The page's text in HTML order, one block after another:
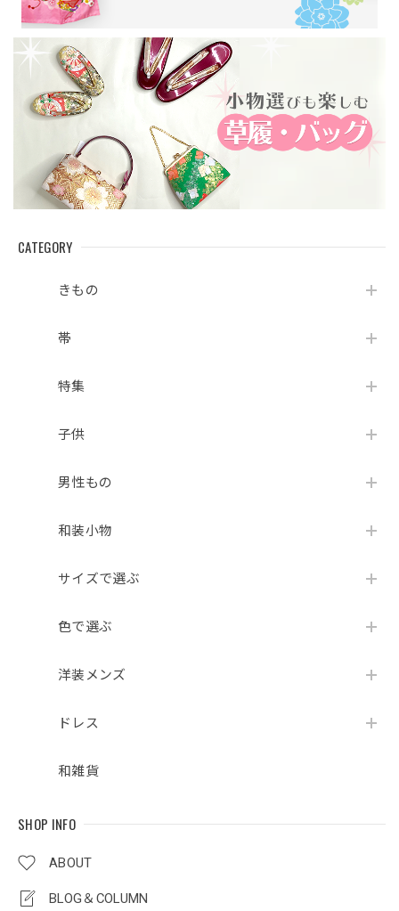
CATEGORY
きもの
帯
特集
子供
男性もの
和装小物
サイズで選ぶ
色で選ぶ
洋装メンズ
ドレス
和雑貨
SHOP INFO
ABOUT
BLOG＆COLUMN